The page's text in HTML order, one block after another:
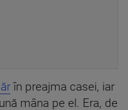
în preajma casei, iar
mâna pe el. Era, de